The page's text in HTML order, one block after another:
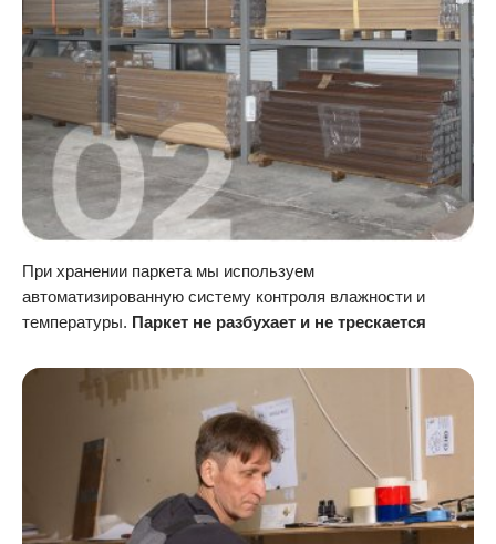
При хранении паркета мы используем
автоматизированную систему контроля влажности и
температуры. Паркет не разбухает и не трескается